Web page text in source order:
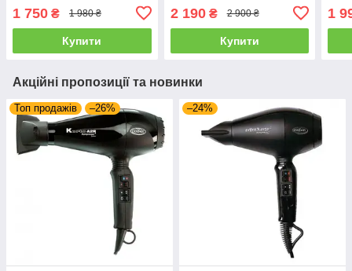
1 750 ₴ 1 980 ₴
Купити
2 190₴ 2 900 ₴
Купити
1
Акційні пропозиції та новинки
Топ продажів –26% –24%